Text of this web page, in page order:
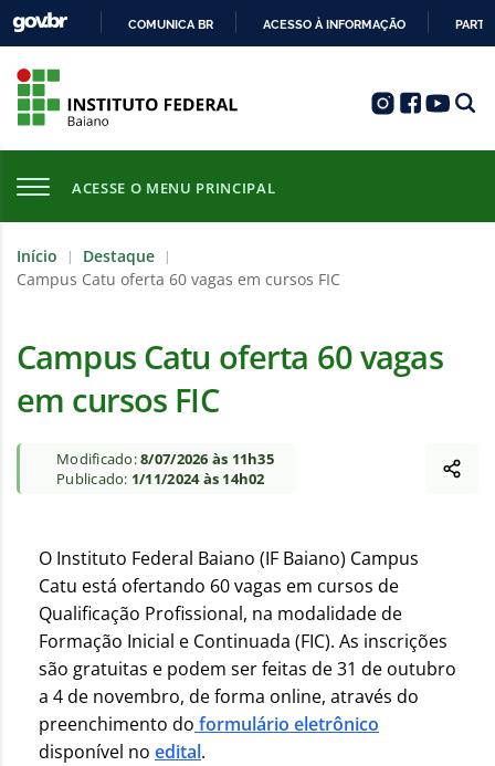
COMUNICA BR ACESSO À INFORMAÇÃO
ACESSE O MENU PRINCIPAL
Início | Destaque |
Campus Catu oferta 60 vagas em cursos FIC
Campus Catu oferta 60 vagas
em cursos FIC
Modificado:8/07/2026 às 11h35
Publicado: 1/11/2024 às 14h02
O Instituto Federal Baiano (IF Baiano) Campus
Catu está ofertando 60 vagas em cursos de
Qualificação Profissional, na modalidade de
Formação Inicial e Continuada (FIC). As inscrições
são gratuitas e podem ser feitas de 31 de outubro
a 4 de novembro, de forma online, através do
preenchimento do formulário eletrônico
disponível no edital.